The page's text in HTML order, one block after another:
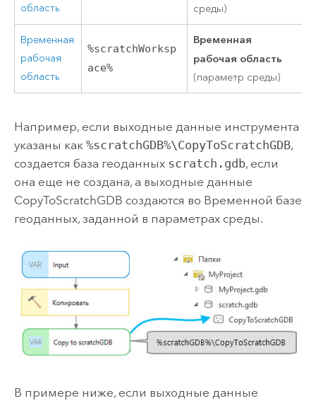
область
среды)
Временная
рабочая
область
%scratchWorksp
ace%
Временная
рабочая область
(параметр среды)
Например, если выходные данные инструмента
указаны как %scratchGDB%\CopyToScratchGDB,
создается база геоданных scratch.gdb, если
она еще не создана, а выходные данные
CopyToScratchGDB создаются во Временной базе
геоданных, заданной в параметрах среды.
В примере ниже, если выходные данные